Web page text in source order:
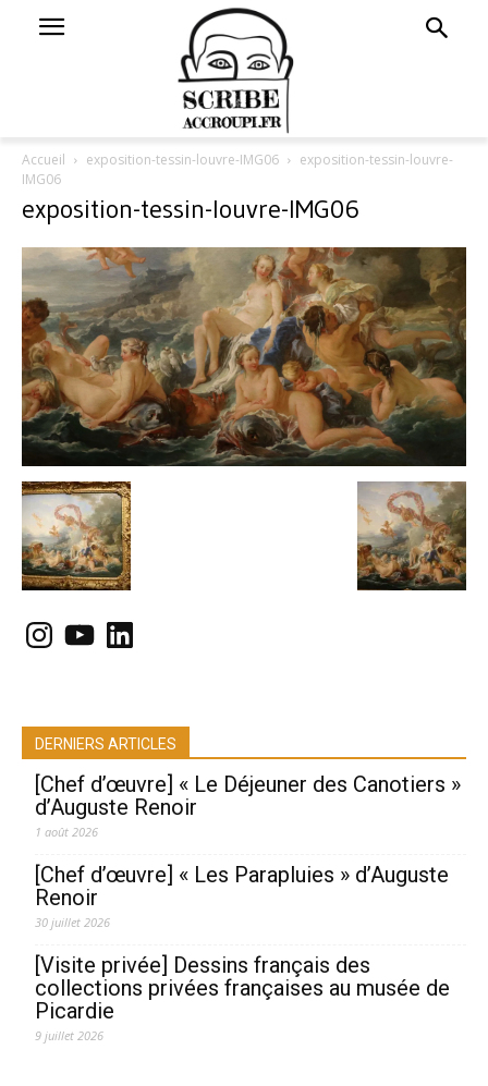
Accueil exposition-tessin-louvre-IMG06
exposition-tessin-louvre-
IMG06
exposition-tessin-louvre-IMG06
Instagram
YouTubeLinkedIn
DERNIERS ARTICLES
[Chef d’œuvre] « Le Déjeuner des Canotiers »
d’Auguste Renoir
1 août 2026
[Chef d’œuvre] « Les Parapluies » d’Auguste
Renoir
30 juillet 2026
[Visite privée] Dessins français des
collections privées françaises au musée de
Picardie
9 juillet 2026